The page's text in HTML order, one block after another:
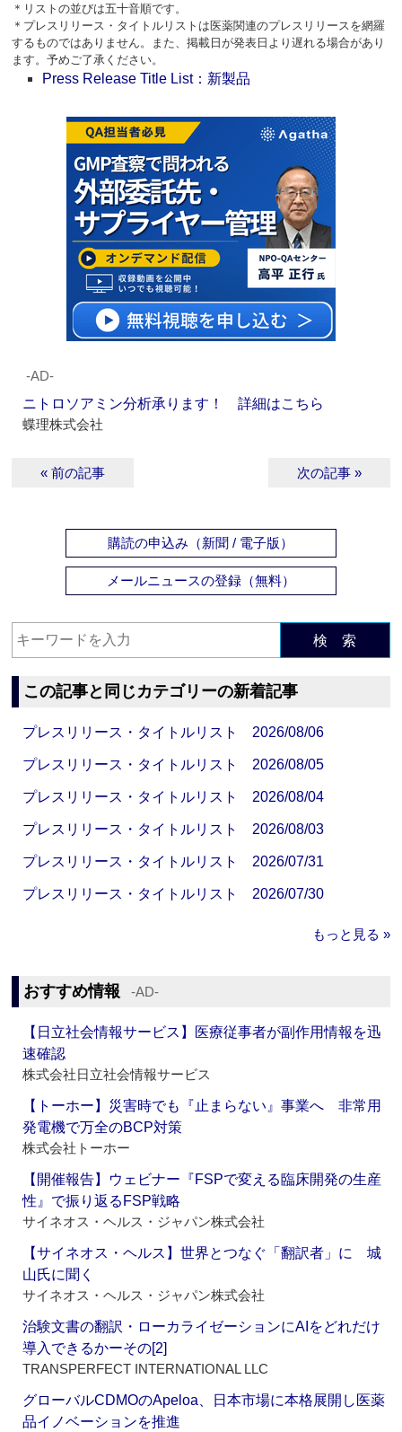
＊リストの並びは五十音順です。
＊プレスリリース・タイトルリストは医薬関連のプレスリリースを網羅
するものではありません。また、掲載日が発表日より遅れる場合があり
ます。予めご了承ください。
Press Release Title List：新製品
‐AD‐
ニトロソアミン分析承ります！ 詳細はこちら
蝶理株式会社
« 前の記事 次の記事 »
購読の申込み（新聞 / 電子版）
メールニュースの登録（無料）
検 索
この記事と同じカテゴリーの新着記事
プレスリリース・タイトルリスト 2026/08/06
プレスリリース・タイトルリスト 2026/08/05
プレスリリース・タイトルリスト 2026/08/04
プレスリリース・タイトルリスト 2026/08/03
プレスリリース・タイトルリスト 2026/07/31
プレスリリース・タイトルリスト 2026/07/30
もっと見る »
おすすめ情報 ‐AD‐
【日立社会情報サービス】医療従事者が副作用情報を迅
速確認
株式会社日立社会情報サービス
【トーホー】災害時でも『止まらない』事業へ 非常用
発電機で万全のBCP対策
株式会社トーホー
【開催報告】ウェビナー『FSPで変える臨床開発の生産
性』で振り返るFSP戦略
サイネオス・ヘルス・ジャパン株式会社
【サイネオス・ヘルス】世界とつなぐ「翻訳者」に 城
山氏に聞く
サイネオス・ヘルス・ジャパン株式会社
治験文書の翻訳・ローカライゼーションにAIをどれだけ
導入できるかーその[2]
TRANSPERFECT INTERNATIONAL LLC
グローバルCDMOのApeloa、日本市場に本格展開し医薬
品イノベーションを推進